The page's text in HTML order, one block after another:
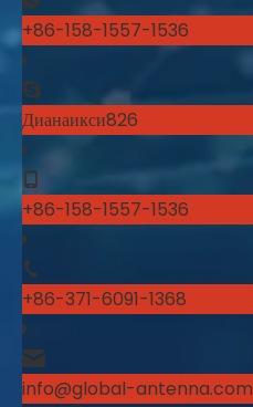
+86-158-1557-1536
Дианаикси826
+86-158-1557-1536
+86-371-6091-1368
info@global-antenna.com